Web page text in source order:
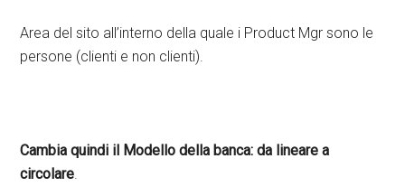
Area del sito all’interno della quale i Product Mgr sono le
persone (clienti e non clienti).
Cambia quindi il Modello della banca: da lineare a
circolare.